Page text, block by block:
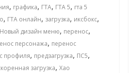
, графика, ГТА, ГТА 5, гта 5
, ГТА онлайн, загрузка, иксбокс,
Новый дизайн меню, перенос,
персонажа, перенос
профиля, предзагрузка, ПС5,
загрузка, Хао